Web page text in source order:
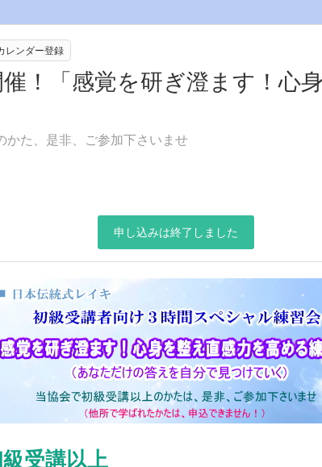
レンダー登録
！「感覚を研ぎ澄ます！心
かた、是非、ご参加下さいませ
申し込みは終了しました
受講以上